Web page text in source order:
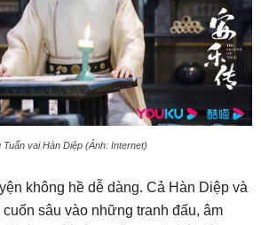
Tuấn vai Hàn Diệp (Ảnh: Internet)
không hề dễ dàng. Cả Hàn Diệp và
sâu vào những tranh đấu, âm